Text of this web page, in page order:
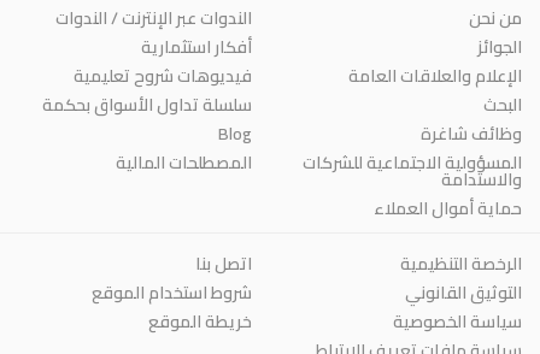
من نحن
الجوائز
الإعلام والعلاقات العامة
البحث
وظائف شاغرة
المسؤولية الاجتماعية للشركات
والاستدامة
حماية أموال العملاء
الندوات عبر الإنترنت / الندوات
أفكار استثمارية
فيديوهات شروح تعليمية
سلسلة تداول الأسواق بحكمة
Blog
المصطلحات المالية
الرخصة التنظيمية
التوثيق القانوني
سياسة الخصوصية
اتصل بنا
شروط استخدام الموقع
خريطة الموقع